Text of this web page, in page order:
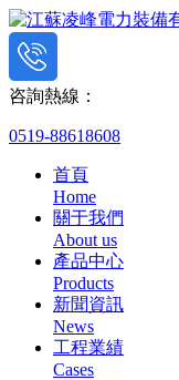
咨詢熱線：
0519-88618608
首頁
Home
關于我們
About us
產品中心
Products
新聞資訊
News
工程業績
Cases